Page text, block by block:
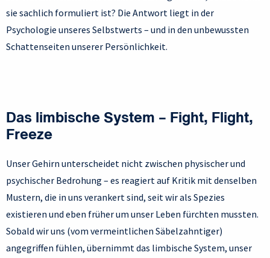
sie sachlich formuliert ist? Die Antwort liegt in der
Psychologie unseres Selbstwerts – und in den unbewussten
Schattenseiten unserer Persönlichkeit.
Das limbische System – Fight, Flight,
Freeze
Unser Gehirn unterscheidet nicht zwischen physischer und
psychischer Bedrohung – es reagiert auf Kritik mit denselben
Mustern, die in uns verankert sind, seit wir als Spezies
existieren und eben früher um unser Leben fürchten mussten.
Sobald wir uns (vom vermeintlichen Säbelzahntiger)
angegriffen fühlen, übernimmt das limbische System, unser